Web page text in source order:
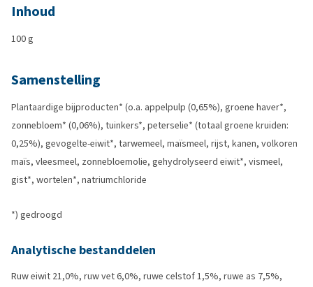
Inhoud
100 g
Samenstelling
Plantaardige bijproducten* (o.a. appelpulp (0,65%), groene haver*,
zonnebloem* (0,06%), tuinkers*, peterselie* (totaal groene kruiden:
0,25%), gevogelte-eiwit*, tarwemeel, maïsmeel, rijst, kanen, volkoren
maïs, vleesmeel, zonnebloemolie, gehydrolyseerd eiwit*, vismeel,
gist*, wortelen*, natriumchloride
*) gedroogd
Analytische bestanddelen
Ruw eiwit 21,0%, ruw vet 6,0%, ruwe celstof 1,5%, ruwe as 7,5%,